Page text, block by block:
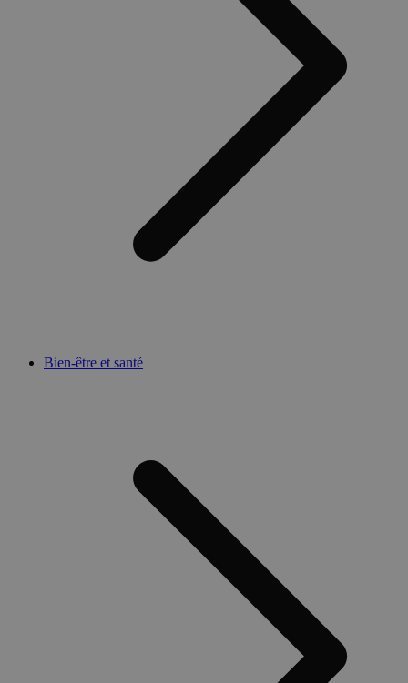
Bien-être et santé